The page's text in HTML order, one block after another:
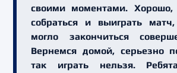
своими моментами. Хорошо,
собраться и выиграть
могло закончиться
Вернемся домой, серьезно
так играть нельзя.